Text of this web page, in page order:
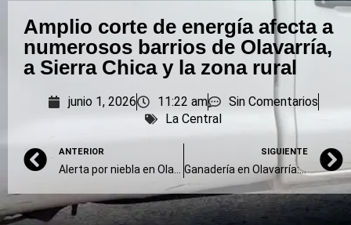
Amplio corte de energía afecta a
numerosos barrios de Olavarría,
a Sierra Chica y la zona rural
junio 1, 2026 11:22 am
Sin Comentarios
La Central
ANTERIOR SIGUIENTE
Ganadería en Olavarría: “el productor se está preparando para la exportación”